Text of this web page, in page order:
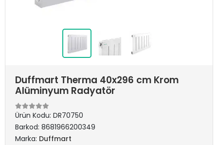
Duffmart Therma 40x296 cm Krom
Alüminyum Radyatör
Ürün Kodu: DR70750
Barkod: 8681966200349
Marka: Duffmart